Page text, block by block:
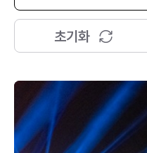
고
리
택
초기화